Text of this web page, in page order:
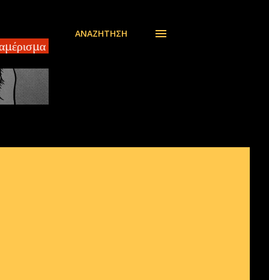
τ.μ EBLOG.gr Αδίστακτοι
ΑΝΑΖΉΤΗΣΗ